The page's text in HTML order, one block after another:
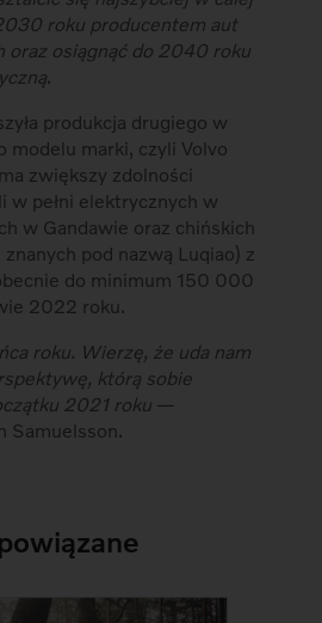
roku producentem aut
oraz osiągnąć do 2040 roku
.
produkcja drugiego w
modelu marki, czyli Volvo
zwiększy zdolności
w pełni elektrycznych w
w Gandawie oraz chińskich
pod nazwą Luqiao) z
do minimum 150 000
2022 roku.
roku. Wierzę, że uda nam
którą sobie
2021 roku ―
Samuelsson.